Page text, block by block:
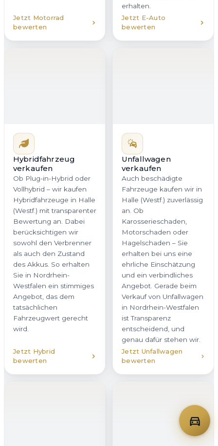
Jetzt Motorrad
bewerten
erhalten.
Jetzt E-Auto
bewerten
Hybridfahrzeug
verkaufen
Ob Plug-in-Hybrid oder
Vollhybrid – wir kaufen
Hybridfahrzeuge in Halle
(Westf.) mit transparenter
Bewertung an. Dabei
berücksichtigen wir
sowohl den Verbrenner
als auch den Zustand
des Akkus. So erhalten
Sie in Nordrhein-
Westfalen ein stimmiges
Angebot, das dem
tatsächlichen
Fahrzeugwert gerecht
wird.
Jetzt Hybrid
bewerten
Unfallwagen
verkaufen
Auch beschädigte
Fahrzeuge kaufen wir in
Halle (Westf.) zuverlässig
an. Ob
Karosserieschaden,
Motorschaden oder
Hagelschaden – Sie
erhalten bei uns eine
ehrliche Einschätzung
und ein verbindliches
Angebot. Gerade beim
Verkauf von Unfallwagen
in Nordrhein-Westfalen
ist Transparenz
entscheidend, und
genau dafür stehen wir.
Jetzt Unfallwagen
bewerten